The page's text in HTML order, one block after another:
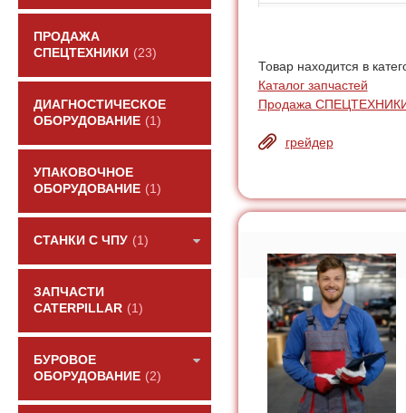
ПРОДАЖА
СПЕЦТЕХНИКИ (23)
ДИАГНОСТИЧЕСКОЕ
ОБОРУДОВАНИЕ (1)
УПАКОВОЧНОЕ
ОБОРУДОВАНИЕ (1)
СТАНКИ С ЧПУ (1)
ЗАПЧАСТИ
CATERPILLAR (1)
БУРОВОЕ
ОБОРУДОВАНИЕ (2)
Угол качания переднего
Угол поворота отвала
Угол наклона отвала
Раб. формула
Рабочее давление в
Радиус поворота (м)
Товар находится в
Каталог запчастей
Продажа
грейдер